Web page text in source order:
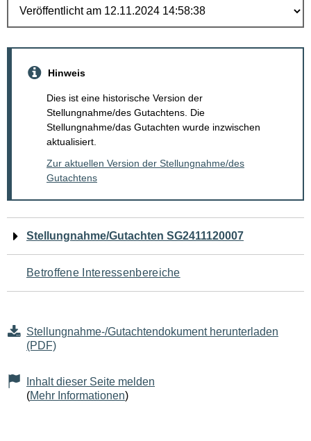
Hinweis
Dies ist eine historische Version der
Stellungnahme/des Gutachtens. Die
Stellungnahme/das Gutachten wurde inzwischen
aktualisiert.
Zur aktuellen Version der Stellungnahme/des
Gutachtens
Navigation
für
den
Seiteninhalt
Stellungnahme/Gutachten SG2411120007
Betroffene Interessenbereiche
Stellungnahme-/Gutachtendokument herunterladen
(PDF)
Inhalt dieser Seite melden
(Mehr Informationen)